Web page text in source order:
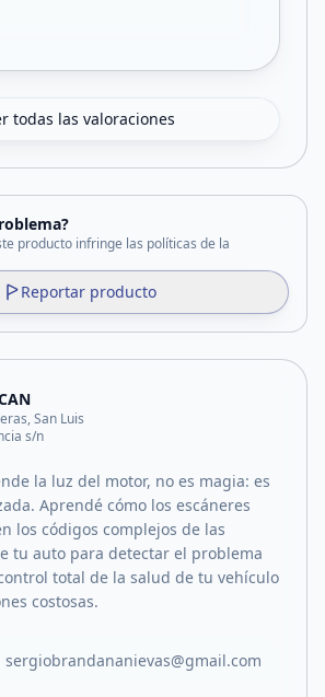
todas las valoraciones
producto infringe las políticas de la
Reportar producto
San Luis
s/n
la luz del motor, no es magia: es
Aprendé cómo los escáneres
los códigos complejos de las
tu auto para detectar el problema
total de la salud de tu vehículo
costosas.
sergiobrandananievas@gmail.com